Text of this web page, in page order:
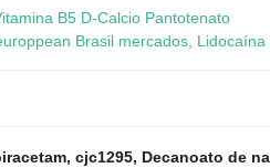
B5 D-Calcio Pantotenato
Brasil mercados,
, cjc1295, Decanoato de